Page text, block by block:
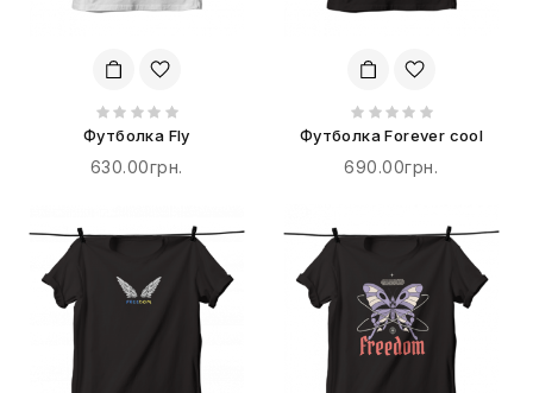
Футболка Fly
630.00грн.
Футболка Forever cool
690.00грн.